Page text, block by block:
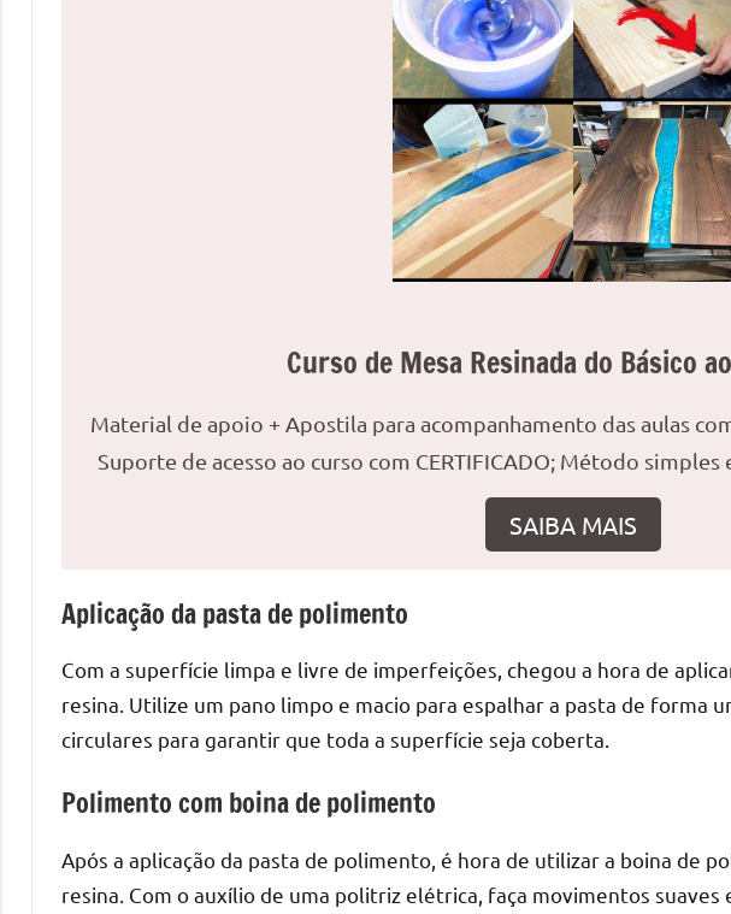
uma
mesa
redonda
para
reuniões
ou
uma
mesa
de
8
aqui
você
transformar
seu
ambiente
Nosso
conteúdo
Curso de Mesa Resinada do Básico
Material de apoio + Apostila para acompanhamento das aulas
Suporte de acesso ao curso com CERTIFICADO; Método
SAIBA MAIS
Aplicação da pasta de polimento
Com a superfície limpa e livre de imperfeições, chegou a hora de
resina. Utilize um pano limpo e macio para espalhar a pasta de forma
circulares para garantir que toda a superfície seja coberta.
Polimento com boina de polimento
Após a aplicação da pasta de polimento, é hora de utilizar a boina de
resina. Com o auxílio de uma politriz elétrica, faça movimentos suaves